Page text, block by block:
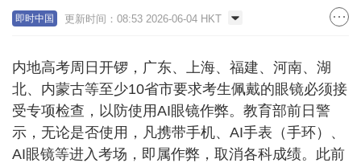
即时中国 更新时间：08:53 2026-06-04 HKT
内地高考周日开锣，广东、上海、福建、河南、湖
北、内蒙古等至少10省市要求考生佩戴的眼镜必须接
受专项检查，以防使用AI眼镜作弊。教育部前日警
示，无论是否使用，凡携带手机、AI手表（手环）、
AI眼镜等进入考场，即属作弊，取消各科成绩。此前